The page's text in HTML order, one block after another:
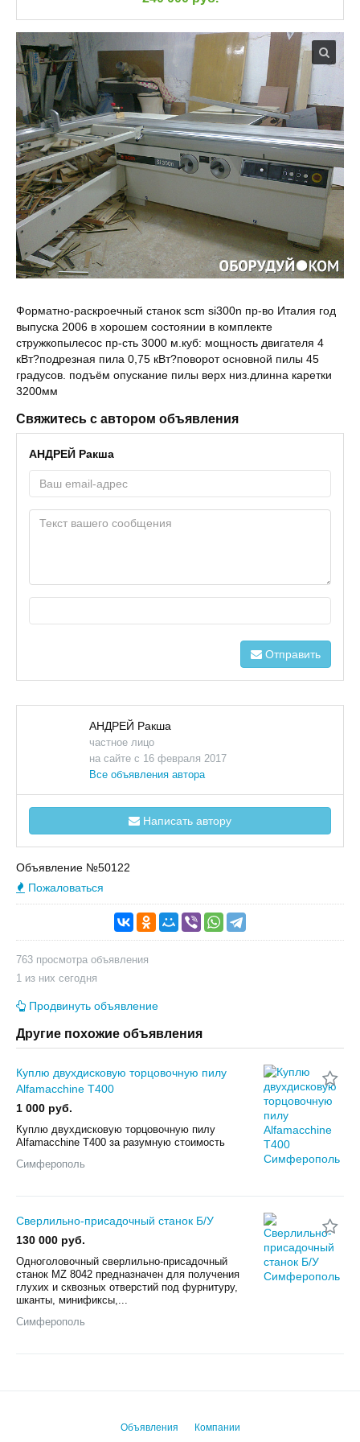
Форматно-раскроечный станок scm si300n пр-во Италия год
выпуска 2006 в хорошем состоянии в комплекте
стружкопылесос пр-сть 3000 м.куб: мощность двигателя 4
кВт?подрезная пила 0,75 кВт?поворот основной пилы 45
градусов. подъём опускание пилы верх низ.длинна каретки
3200мм
Свяжитесь с автором объявления
АНДРЕЙ Ракша
Отправить
АНДРЕЙ Ракша
частное лицо
на сайте с 16 февраля 2017
Все объявления автора
Написать автору
Объявление №50122
Пожаловаться
763 просмотра объявления
1 из них сегодня
Продвинуть объявление
Другие похожие объявления
Куплю двухдисковую торцовочную пилу
Alfamacchine T400
1 000 руб.
Куплю двухдисковую торцовочную пилу
Alfamacchine T400 за разумную стоимость
Симферополь
Сверлильно-присадочный станок Б/У
130 000 руб.
Одноголовочный сверлильно-присадочный
станок MZ 8042 предназначен для получения
глухих и сквозных отверстий под фурнитуру,
шканты, минификсы,...
Симферополь
Объявления Компании